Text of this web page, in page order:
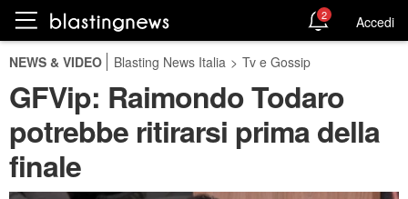
2 Accedi
NEWS & VIDEO Blasting News Italia > Tv e Gossip
GFVip: Raimondo Todaro
potrebbe ritirarsi prima della
finale